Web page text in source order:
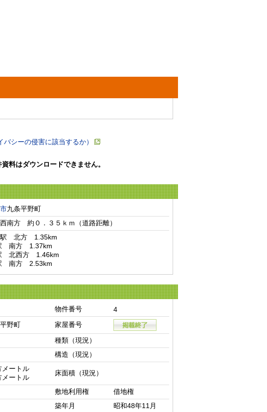
シーの侵害に該当するか）
料はダウンロードできません。
九条平野町
南方　約０．３５ｋｍ（道路距離）
　北方　1.35km
南方　2.53km
物件番号
4
野町
家屋番号
種類（現況）
構造（現況）
メートル
メートル
床面積（現況）
敷地利用権
借地権
築年月 昭和48年11月